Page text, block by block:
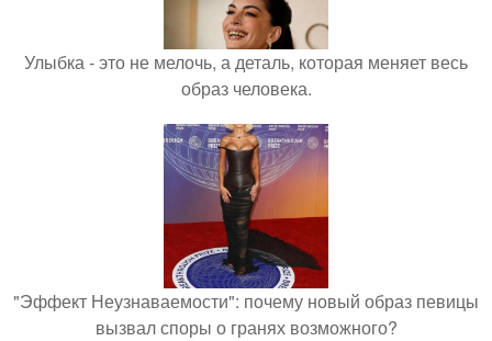
Улыбка - это не мелочь, а деталь, которая меняет весь
образ человека.
"Эффект Неузнаваемости": почему новый образ певицы
вызвал споры о гранях возможного?